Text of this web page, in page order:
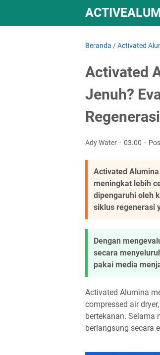
Beranda /Activated
Activated
Jenuh?
Regenerasi
Ady Water 03.00
Activated
meningkat lebih
dipengaruhi oleh
siklus regenerasi
Dengan
secara
pakai media
Activated Alumina
compressed air
bertekanan. Selama
berlangsung secara